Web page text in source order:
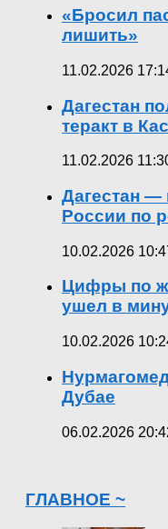
«Бросил
лишить»
11.02.2026
Дагестан
теракт в
11.02.2026
Дагестан —
России по
10.02.2026
Цифры по
ушел в
10.02.2026
Дубае
06.02.2026
ГЛАВНОЕ ~